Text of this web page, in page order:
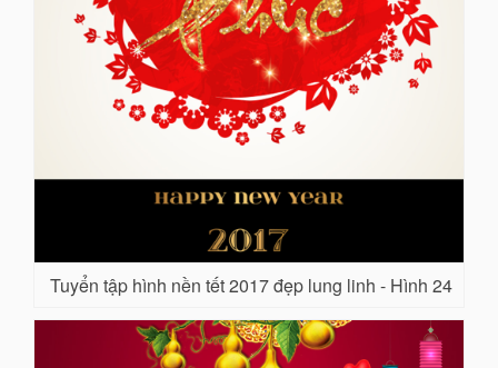
Tuyển tập hình nền tết 2017 đẹp lung linh - Hình 24